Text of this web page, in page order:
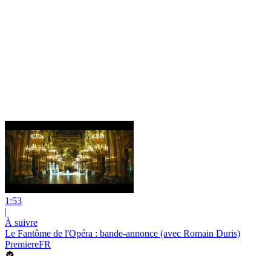
1:53
|
À suivre
Le Fantôme de l'Opéra : bande-annonce (avec Romain Duris)
PremiereFR